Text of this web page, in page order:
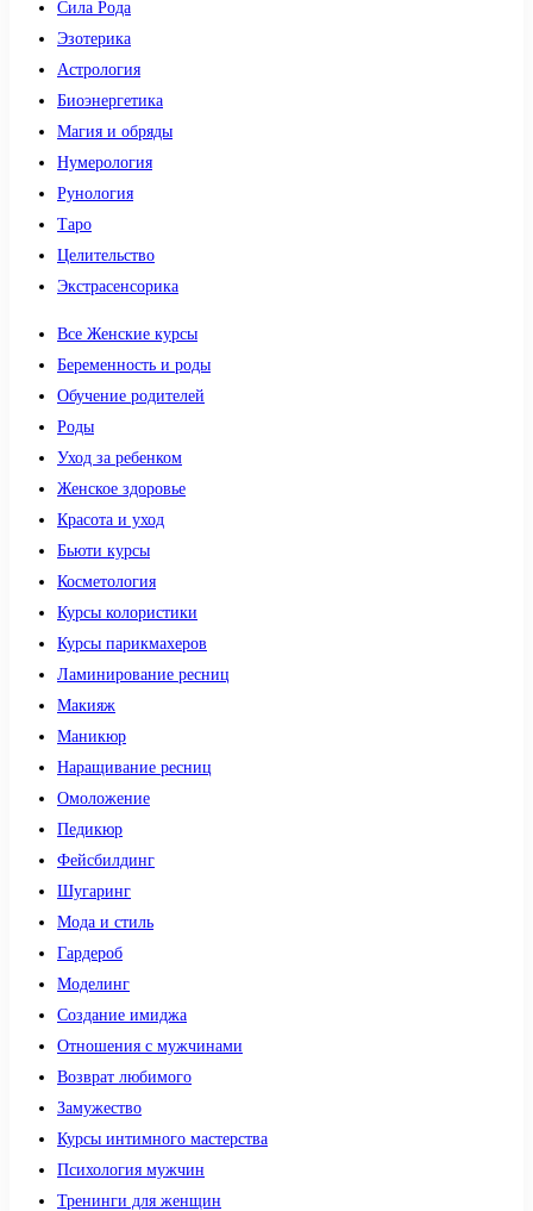
Сила Рода
Эзотерика
Астрология
Биоэнергетика
Магия и обряды
Нумерология
Рунология
Таро
Целительство
Экстрасенсорика
Все Женские курсы
Беременность и роды
Обучение родителей
Роды
Уход за ребенком
Женское здоровье
Красота и уход
Бьюти курсы
Косметология
Курсы колористики
Курсы парикмахеров
Ламинирование ресниц
Макияж
Маникюр
Наращивание ресниц
Омоложение
Педикюр
Фейсбилдинг
Шугаринг
Мода и стиль
Гардероб
Моделинг
Создание имиджа
Отношения с мужчинами
Возврат любимого
Замужество
Курсы интимного мастерства
Психология мужчин
Тренинги для женщин